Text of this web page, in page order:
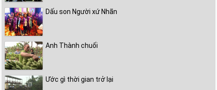
Dấu son Người xứ Nhãn
Anh Thành chuối
Ước gì thời gian trở lại